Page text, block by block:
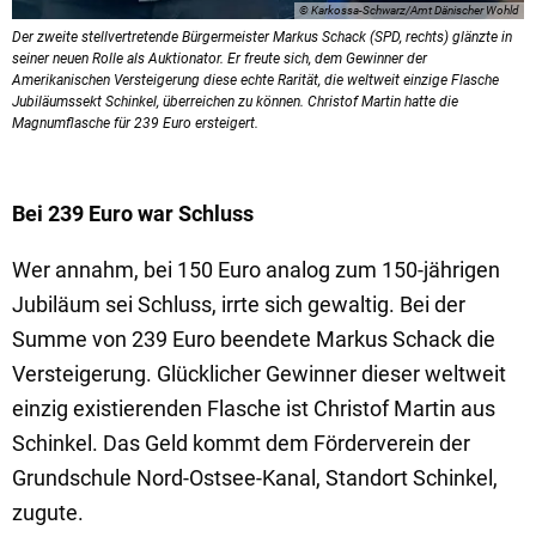
© Karkossa-Schwarz/Amt Dänischer Wohld
Der zweite stellvertretende Bürgermeister Markus Schack (SPD, rechts) glänzte in
seiner neuen Rolle als Auktionator. Er freute sich, dem Gewinner der
Amerikanischen Versteigerung diese echte Rarität, die weltweit einzige Flasche
Jubiläumssekt Schinkel, überreichen zu können. Christof Martin hatte die
Magnumflasche für 239 Euro ersteigert.
Bei 239 Euro war Schluss
Wer annahm, bei 150 Euro analog zum 150-jährigen
Jubiläum sei Schluss, irrte sich gewaltig. Bei der
Summe von 239 Euro beendete Markus Schack die
Versteigerung. Glücklicher Gewinner dieser weltweit
einzig existierenden Flasche ist Christof Martin aus
Schinkel. Das Geld kommt dem Förderverein der
Grundschule Nord-Ostsee-Kanal, Standort Schinkel,
zugute.